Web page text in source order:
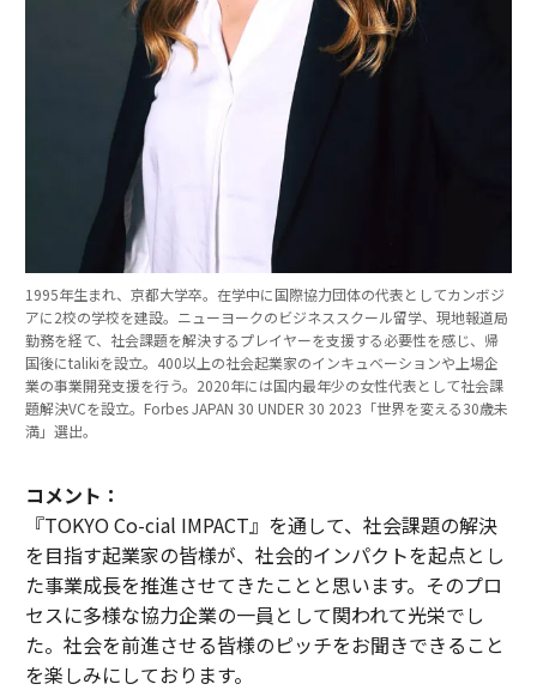
1995年生まれ、京都大学卒。在学中に国際協力団体の代表としてカンボジ
アに2校の学校を建設。ニューヨークのビジネススクール留学、現地報道局
勤務を経て、社会課題を解決するプレイヤーを支援する必要性を感じ、帰
国後にtalikiを設立。400以上の社会起業家のインキュベーションや上場企
業の事業開発支援を行う。2020年には国内最年少の女性代表として社会課
題解決VCを設立。Forbes JAPAN 30 UNDER 30 2023「世界を変える30歳未
満」選出。
コメント：
『TOKYO Co-cial IMPACT』を通して、社会課題の解決
を目指す起業家の皆様が、社会的インパクトを起点とし
た事業成長を推進させてきたことと思います。そのプロ
セスに多様な協力企業の一員として関われて光栄でし
た。社会を前進させる皆様のピッチをお聞きできること
を楽しみにしております。